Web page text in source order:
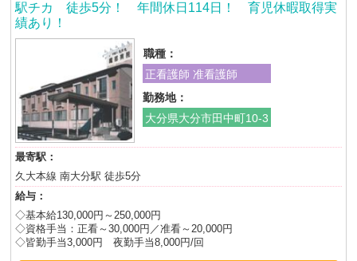
駅チカ 徒歩5分！ 年間休日114日！ 育児休暇取得実
績あり！
職種：
正看護師 准看護師
勤務地：
大分県大分市田中町10-3
最寄駅：
久大本線 南大分駅 徒歩5分
給与：
◇基本給130,000円～250,000円
◇資格手当：正看～30,000円／准看～20,000円
◇皆勤手当3,000円 夜勤手当8,000円/回